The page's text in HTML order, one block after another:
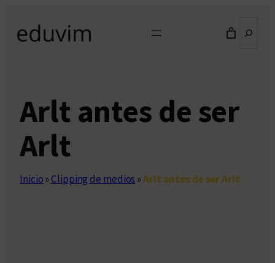
contenido
Arlt antes de ser
Arlt
Inicio»Clipping de medios »Arlt antes de ser Arlt